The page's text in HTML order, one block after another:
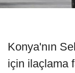
Konya'nın
için ilaçlama